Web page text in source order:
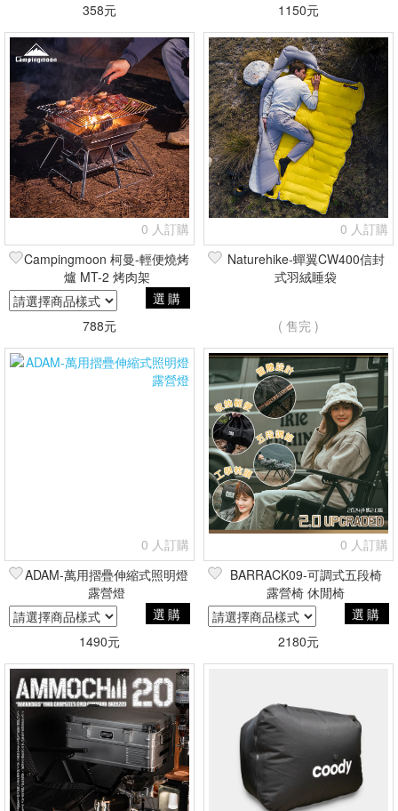
358元
1150元
0 人訂購
Campingmoon 柯曼-輕便燒烤
爐 MT-2 烤肉架
選購
788元
0 人訂購
Naturehike-蟬翼CW400信封
式羽絨睡袋
( 售完 )
0 人訂購
ADAM-萬用摺疊伸縮式照明燈
露營燈
選購
1490元
0 人訂購
BARRACK09-可調式五段椅
露營椅 休閒椅
選購
2180元